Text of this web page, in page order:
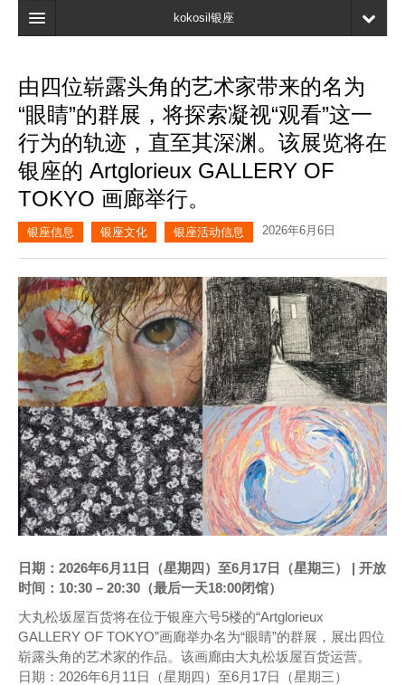
kokosil银座
搜索
最新信息
口碑
我的页面
书签
由四位崭露头角的艺术家带来的名为
“眼睛”的群展，将探索凝视“观看”这一
行为的轨迹，直至其深渊。该展览将在
银座的 Artglorieux GALLERY OF
TOKYO 画廊举行。
银座信息 银座文化 银座活动信息 2026年6月6日
日期：2026年6月11日（星期四）至6月17日（星期三） | 开放
时间：10:30 – 20:30（最后一天18:00闭馆）
大丸松坂屋百货将在位于银座六号5楼的“Artglorieux
GALLERY OF TOKYO”画廊举办名为“眼睛”的群展，展出四位
崭露头角的艺术家的作品。该画廊由大丸松坂屋百货运营。
日期：2026年6月11日（星期四）至6月17日（星期三）